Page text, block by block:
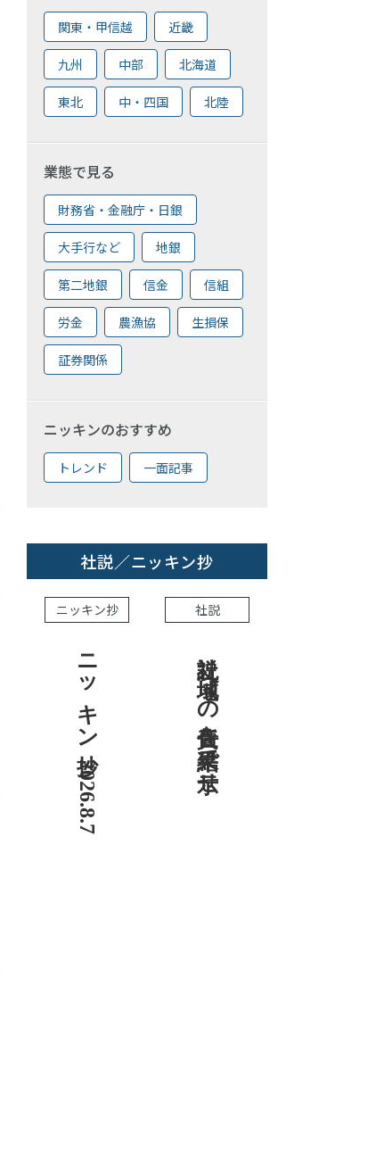
関東・甲信越 近畿
九州 中部 北海道
東北 中・四国 北陸
業態で見る
財務省・金融庁・日銀
大手行など 地銀
第二地銀 信金 信組
労金 農漁協 生損保
証券関係
ニッキンのおすすめ
トレンド 一面記事
社説／ニッキン抄
ニッキン抄
ニッキン抄 2026.8.7
社説
社説 地域への責任を結果で示せ